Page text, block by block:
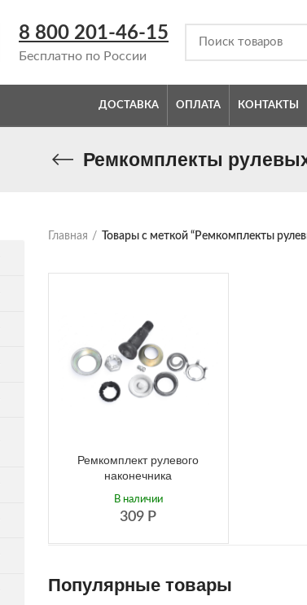
8 800 201-46-15
Бесплатно по России
ДОСТАВКА ОПЛАТА КОНТАКТЫ
Ремкомплекты
Главная Товары с меткой “Ремкомплекты
Ремкомплект рулевого
наконечника
309 Р
В наличии
Популярные товары